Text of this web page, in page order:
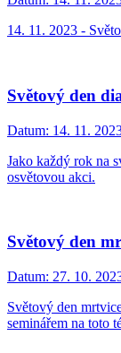
14. 11. 2023 -
Světový den
Datum: 14. 11.
Jako každý rok na
osvětovou akci.
Světový den
Datum: 27. 10.
Světový den
seminářem na toto